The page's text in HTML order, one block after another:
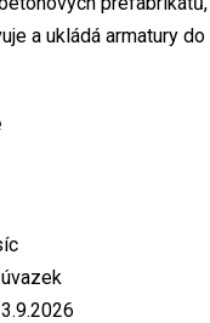
a ukládá armatury